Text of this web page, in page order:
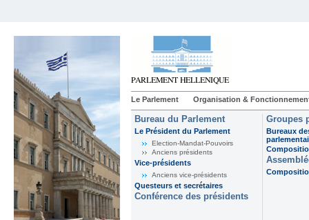
Le Parlement Organisation &
Bureau du Parlement
Le Président du Parlement
Election-Mandat-Pouvoirs
Anciens présidents
Vice-présidents
Anciens vice-présidents
Questeurs et secrétaires
Conférence des présidents
Groupes
Bureaux